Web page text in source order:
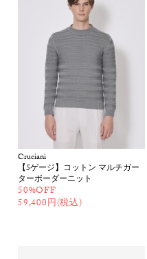
Cruciani
【5ゲージ】コットン マルチガー
ターボーダーニット
50%OFF
59,400円(税込)